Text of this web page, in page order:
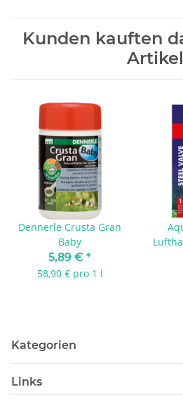
Kunden kauften
Dennerle Crusta Gran
Baby
5,89 € *
58,90 € pro 1 l
Kategorien
Links